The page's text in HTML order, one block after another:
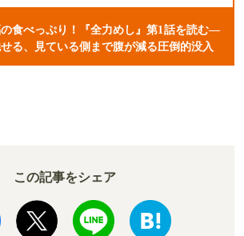
食べっぷり！『全力めし』第1話を読む—
る、見ている側まで腹が減る圧倒的没入
この記事をシェア